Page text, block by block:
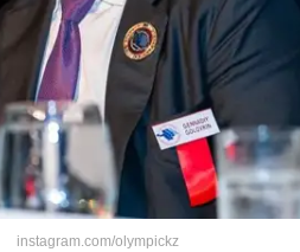
instagram.com/olympickz